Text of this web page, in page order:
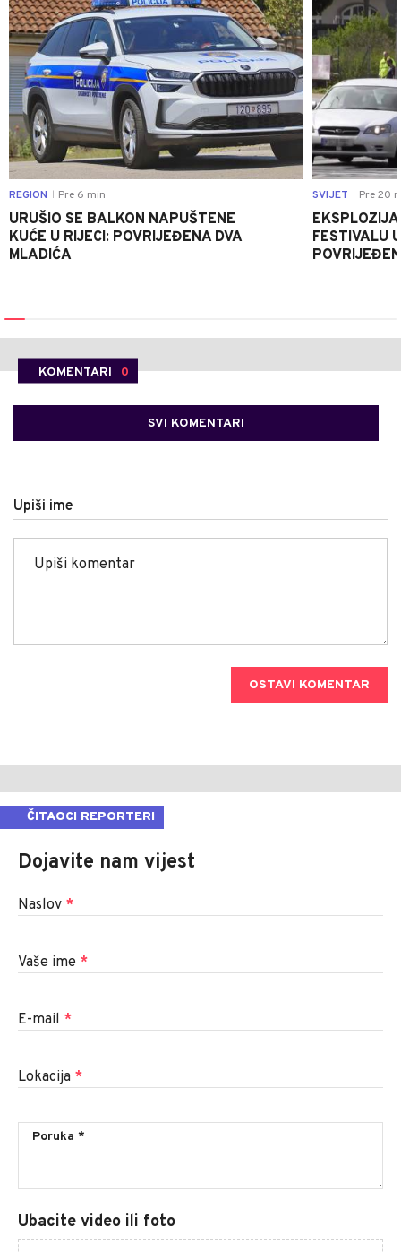
REGION Pre 6 min
URUŠIO SE BALKON NAPUŠTENE
KUĆE U RIJECI: POVRIJEĐENA DVA
MLADIĆA
SVIJET Pre 20
FESTIVALU
KOMENTARI 0
SVI KOMENTARI
Upiši ime
OSTAVI KOMENTAR
ČITAOCI REPORTERI
Dojavite nam vijest
Naslov *
Vaše ime *
E-mail *
Lokacija *
Ubacite video ili foto